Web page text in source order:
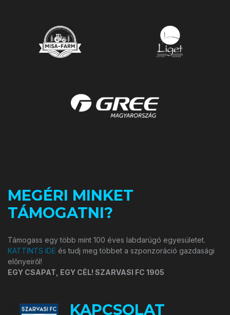
MEGÉRI MINKET
TÁMOGATNI?
Támogass egy több mint 100 éves labdarúgó egyesületet.
KATTINTS IDE és tudj meg többet a szponzoráció gazdasági
előnyeiről!
EGY CSAPAT, EGY CÉL! SZARVASI FC 1905
KAPCSOLAT